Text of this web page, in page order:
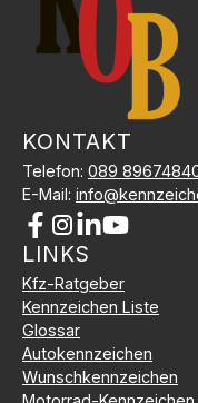
KONTAKT
Telefon: 089
E-Mail:
LINKS
Kfz-Ratgeber
Kennzeichen Liste
Glossar
Autokennzeichen
Wunschkennzeichen